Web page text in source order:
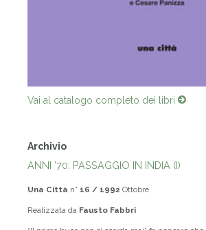
Vai al catalogo completo dei libri
Archivio
ANNI ’70: PASSAGGIO IN INDIA (I)
Una Città n° 16 / 1992 Ottobre
Realizzata da Fausto Fabbri